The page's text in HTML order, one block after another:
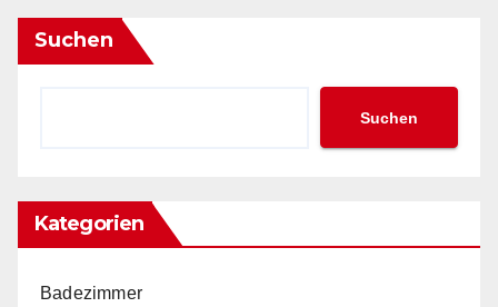
Suchen
Suchen
Kategorien
Badezimmer